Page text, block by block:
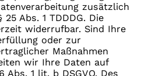
zusätzlich
Abs. 1 TDDDG. Die
widerrufbar. Sind Ihre
oder zur
Maßnahmen
wir Ihre Daten auf
Abs. 1 lit. b DSGVO. Des